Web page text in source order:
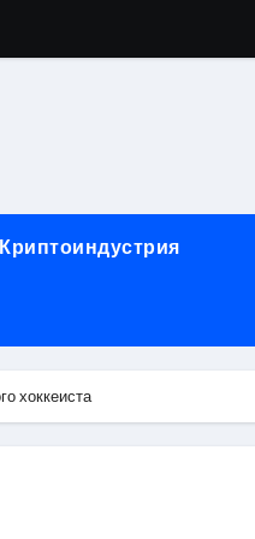
лент
компонентов
и сценарии
предприятиях
Криптоиндустрия
хоккеиста